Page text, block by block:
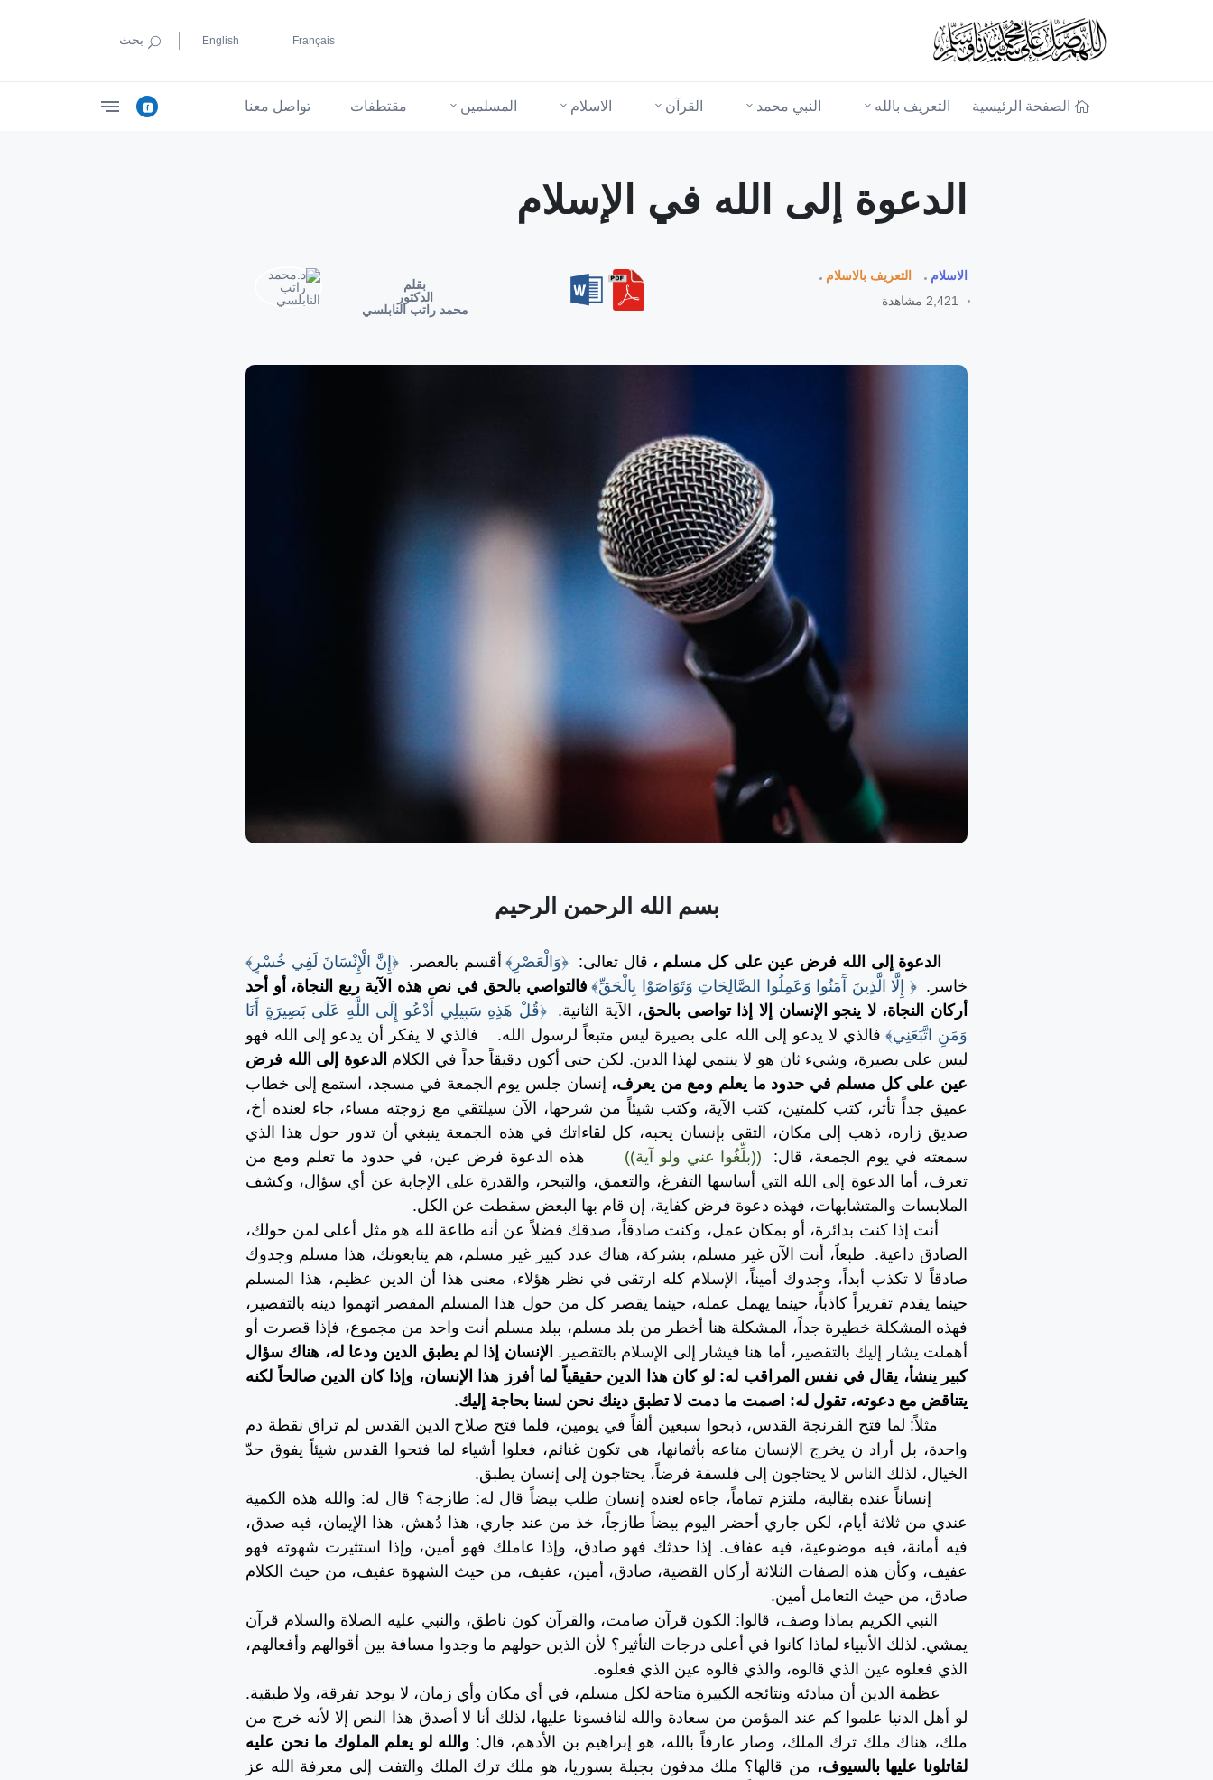
English Français بحث
الصفحة الرئيسية التعريف بالله النبي محمد القرآن الاسلام المسلمين مقتطفات تواصل معنا
الدعوة إلى الله في الإسلام
الاسلام
التعريف بالاسلام
2,421 مشاهدة
بقلم
الدكتور
محمد راتب النابلسي
بسم الله الرحمن الرحيم
الدعوة إلى الله فرض عين على كل مسلم ، قال تعالى: ﴿وَالْعَصْرِ﴾ أقسم بالعصر. ﴿إِنَّ الْإِنْسَانَ لَفِي خُسْرٍ﴾
خاسر. ﴿ إِلَّا الَّذِينَ آَمَنُوا وَعَمِلُوا الصَّالِحَاتِ وَتَوَاصَوْا بِالْحَقِّ﴾ فالتواصي بالحق في نص هذه الآية ربع النجاة، أو أحد
أركان النجاة، لا ينجو الإنسان إلا إذا تواصى بالحق، الآية الثانية.
﴿قُلْ هَذِهِ سَبِيلِي أَدْعُو إِلَى اللَّهِ عَلَى بَصِيرَةٍ أَنَا
وَمَنِ اتَّبَعَنِي﴾ فالذي لا يدعو إلى الله على بصيرة ليس متبعاً لرسول الله.
فالذي لا يفكر أن يدعو إلى الله فهو
ليس على بصيرة، وشيء ثان هو لا ينتمي لهذا الدين. لكن حتى أكون دقيقاً جداً في الكلام الدعوة إلى الله فرض
عين على كل مسلم في حدود ما يعلم ومع من يعرف، إنسان جلس يوم الجمعة في مسجد، استمع إلى خطاب
عميق جداً تأثر، كتب كلمتين، كتب الآية، وكتب شيئاً من شرحها، الآن سيلتقي مع زوجته مساء، جاء لعنده أخ،
صديق زاره، ذهب إلى مكان، التقى بإنسان يحبه، كل لقاءاتك في هذه الجمعة ينبغي أن تدور حول هذا الذي
سمعته في يوم الجمعة، قال:
((بلِّغُوا عني ولو آية))
هذه الدعوة فرض عين، في حدود ما تعلم ومع من
تعرف، أما الدعوة إلى الله التي أساسها التفرغ، والتعمق، والتبحر، والقدرة على الإجابة عن أي سؤال، وكشف
الملابسات والمتشابهات، فهذه دعوة فرض كفاية، إن قام بها البعض سقطت عن الكل.
أنت إذا كنت بدائرة، أو بمكان عمل، وكنت صادقاً، صدقك فضلاً عن أنه طاعة لله هو مثل أعلى لمن حولك،
الصادق داعية.
طبعاً، أنت الآن غير مسلم، بشركة، هناك عدد كبير غير مسلم، هم يتابعونك، هذا مسلم وجدوك
صادقاً لا تكذب أبداً، وجدوك أميناً، الإسلام كله ارتقى في نظر هؤلاء، معنى هذا أن الدين عظيم، هذا المسلم
حينما يقدم تقريراً كاذباً، حينما يهمل عمله، حينما يقصر كل من حول هذا المسلم المقصر اتهموا دينه بالتقصير،
فهذه المشكلة خطيرة جداً، المشكلة هنا أخطر من بلد مسلم، ببلد مسلم أنت واحد من مجموع، فإذا قصرت أو
أهملت يشار إليك بالتقصير، أما هنا فيشار إلى الإسلام بالتقصير. الإنسان إذا لم يطبق الدين ودعا له، هناك سؤال
كبير ينشأ، يقال في نفس المراقب له: لو كان هذا الدين حقيقياً لما أفرز هذا الإنسان، وإذا كان الدين صالحاً لكنه
يتناقض مع دعوته، تقول له: اصمت ما دمت لا تطبق دينك نحن لسنا بحاجة إليك.
مثلاً: لما فتح الفرنجة القدس، ذبحوا سبعين ألفاً في يومين، فلما فتح صلاح الدين القدس لم تراق نقطة دم
واحدة، بل أراد ن يخرج الإنسان متاعه بأثمانها، هي تكون غنائم، فعلوا أشياء لما فتحوا القدس شيئاً يفوق حدّ
الخيال، لذلك الناس لا يحتاجون إلى فلسفة فرضاً، يحتاجون إلى إنسان يطبق.
إنساناً عنده بقالية، ملتزم تماماً، جاءه لعنده إنسان طلب بيضاً قال له: طازجة؟ قال له: والله هذه الكمية
عندي من ثلاثة أيام، لكن جاري أحضر اليوم بيضاً طازجاً، خذ من عند جاري، هذا دُهش، هذا الإيمان، فيه صدق،
فيه أمانة، فيه موضوعية، فيه عفاف. إذا حدثك فهو صادق، وإذا عاملك فهو أمين، وإذا استثيرت شهوته فهو
عفيف، وكأن هذه الصفات الثلاثة أركان القضية، صادق، أمين، عفيف، من حيث الشهوة عفيف، من حيث الكلام
صادق، من حيث التعامل أمين.
النبي الكريم بماذا وصف، قالوا: الكون قرآن صامت، والقرآن كون ناطق، والنبي عليه الصلاة والسلام قرآن
يمشي. لذلك الأنبياء لماذا كانوا في أعلى درجات التأثير؟ لأن الذين حولهم ما وجدوا مسافة بين أقوالهم وأفعالهم،
الذي فعلوه عين الذي قالوه، والذي قالوه عين الذي فعلوه.
عظمة الدين أن مبادئه ونتائجه الكبيرة متاحة لكل مسلم، في أي مكان وأي زمان، لا يوجد تفرقة، ولا طبقية.
لو أهل الدنيا علموا كم عند المؤمن من سعادة والله لنافسونا عليها، لذلك أنا لا أصدق هذا النص إلا لأنه خرج من
ملك، هناك ملك ترك الملك، وصار عارفاً بالله، هو إبراهيم بن الأدهم، قال: والله لو يعلم الملوك ما نحن عليه
لقاتلونا عليها بالسيوف، من قالها؟ ملك مدفون بجبلة بسوريا، هو ملك ترك الملك والتفت إلى معرفة الله عز